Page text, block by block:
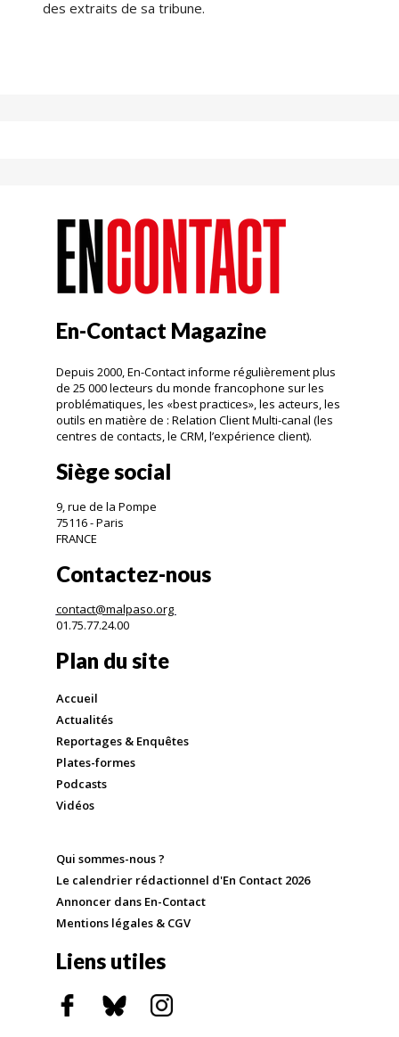
des extraits de sa tribune.
En-Contact Magazine
Depuis 2000, En-Contact informe régulièrement plus
de 25 000 lecteurs du monde francophone sur les
problématiques, les «best practices», les acteurs, les
outils en matière de : Relation Client Multi-canal (les
centres de contacts, le CRM, l’expérience client).
Siège social
9, rue de la Pompe
75116 - Paris
FRANCE
Contactez-nous
contact@malpaso.org
01.75.77.24.00
Plan du site
Accueil
Actualités
Reportages & Enquêtes
Plates-formes
Podcasts
Vidéos
Qui sommes-nous ?
Le calendrier rédactionnel d'En Contact 2026
Annoncer dans En-Contact
Mentions légales & CGV
Liens utiles